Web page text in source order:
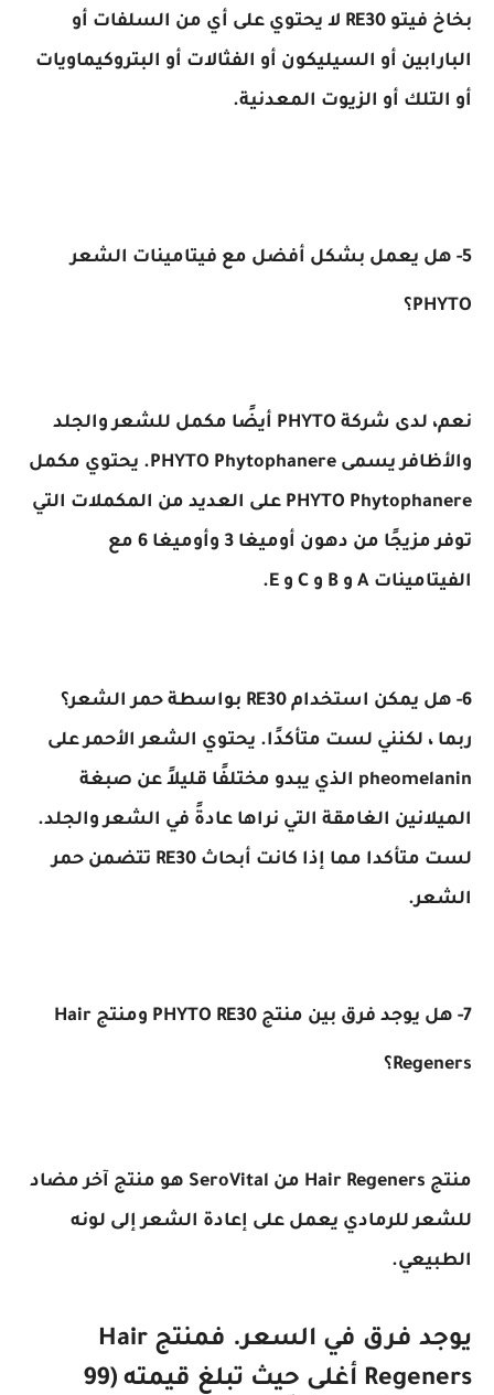
بخاخ فيتو RE30 لا يحتوي على أي من السلفات أو
البارابين أو السيليكون أو الفثالات أو البتروكيماويات
أو التلك أو الزيوت المعدنية.
5- هل يعمل بشكل أفضل مع فيتامينات الشعر
PHYTO؟
نعم، لدى شركة PHYTO أيضًا مكمل للشعر والجلد
والأظافر يسمى PHYTO Phytophanere. يحتوي مكمل
PHYTO Phytophanere على العديد من المكملات التي
توفر مزيجًا من دهون أوميغا 3 وأوميغا 6 مع
الفيتامينات A و B و C و E.
6- هل يمكن استخدام RE30 بواسطة حمر الشعر؟
ربما ، لكنني لست متأكدًا. يحتوي الشعر الأحمر على
pheomelanin الذي يبدو مختلفًا قليلاً عن صبغة
الميلانين الغامقة التي نراها عادةً في الشعر والجلد.
لست متأكدا مما إذا كانت أبحاث RE30 تتضمن حمر
الشعر.
7- هل يوجد فرق بين منتج PHYTO RE30 ومنتج Hair
Regeners؟
منتج Hair Regeners من SeroVital هو منتج آخر مضاد
للشعر للرمادي يعمل على إعادة الشعر إلى لونه
الطبيعي.
يوجد فرق في السعر. فمنتج Hair
Regeners أغلى حيث تبلغ قيمته (99